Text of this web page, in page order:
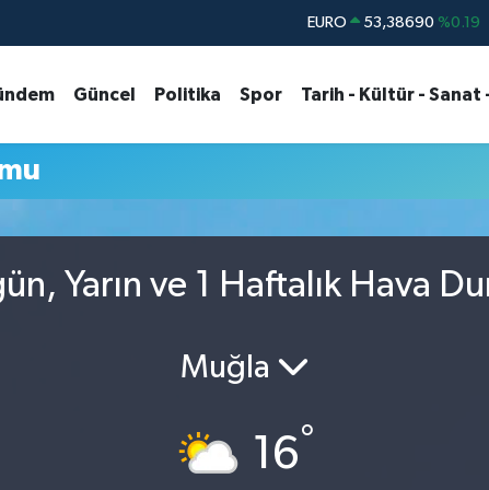
EURO 53,38690 %0.19
G.ALTIN 6862,09000 %0.19
BİST100 14.598,00 %0
Güncel Politika Spor Tarih - Kültür - Sanat
Yarın ve 1 Haftalık Hava
Muğla
16°